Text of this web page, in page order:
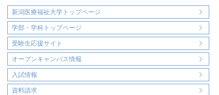
新潟医療福祉大学トップページ
学部・学科トップページ
受験生応援サイト
オープンキャンパス情報
入試情報
資料請求